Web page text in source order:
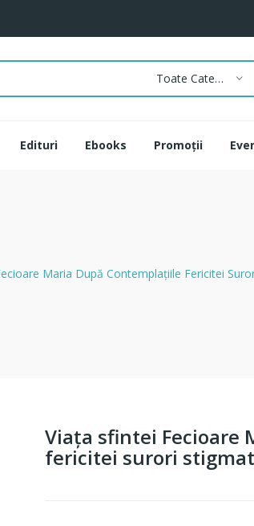
Toate Categoriile
Edituri Ebooks Promoții
Maria După Contemplaţiile Fericitei
Viaţa sfintei Fecioare
fericitei surori